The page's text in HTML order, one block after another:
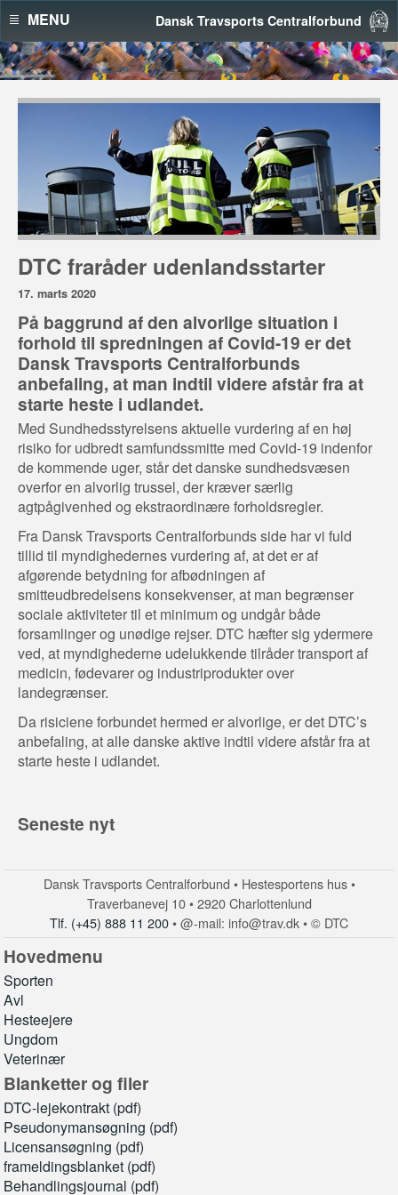
Dansk Travsports Centralforbund
MENU
DTC fraråder udenlandsstarter
17. marts 2020
På baggrund af den alvorlige situation i
forhold til spredningen af Covid-19 er det
Dansk Travsports Centralforbunds
anbefaling, at man indtil videre afstår fra at
starte heste i udlandet.
Med Sundhedsstyrelsens aktuelle vurdering af en høj
risiko for udbredt samfundssmitte med Covid-19 indenfor
de kommende uger, står det danske sundhedsvæsen
overfor en alvorlig trussel, der kræver særlig
agtpågivenhed og ekstraordinære forholdsregler.
Fra Dansk Travsports Centralforbunds side har vi fuld
tillid til myndighedernes vurdering af, at det er af
afgørende betydning for afbødningen af
smitteudbredelsens konsekvenser, at man begrænser
sociale aktiviteter til et minimum og undgår både
forsamlinger og unødige rejser. DTC hæfter sig ydermere
ved, at myndighederne udelukkende tilråder transport af
medicin, fødevarer og industriprodukter over
landegrænser.
Da risiciene forbundet hermed er alvorlige, er det DTC’s
anbefaling, at alle danske aktive indtil videre afstår fra at
starte heste i udlandet.
Seneste nyt
Dansk Travsports Centralforbund • Hestesportens hus •
Traverbanevej 10 • 2920 Charlottenlund
Tlf. (+45) 888 11 200• @-mail: info@trav.dk • © DTC
Hovedmenu
Sporten
Avl
Hesteejere
Ungdom
Veterinær
Blanketter og filer
DTC-lejekontrakt (pdf)
Pseudonymansøgning (pdf)
Licensansøgning (pdf)
frameldingsblanket (pdf)
Behandlingsjournal (pdf)